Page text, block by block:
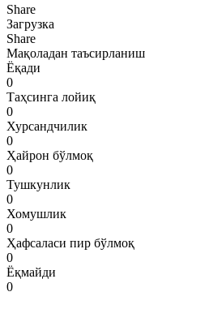
Share
Загрузка
Share
Мақоладан таъсирланиш
Ёқади
0
Таҳсинга лойиқ
0
Хурсандчилик
0
Ҳайрон бўлмоқ
0
Тушкунлик
0
Хомушлик
0
Ҳафсаласи пир бўлмоқ
0
Ёқмайди
0